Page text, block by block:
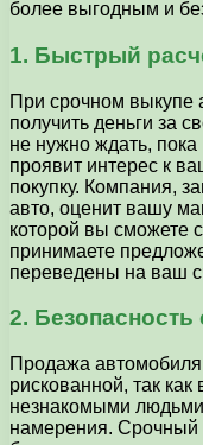
более выгодным и
1. Быстрый
При срочном выкупе
получить деньги за
не нужно ждать, пока
проявит интерес к
покупку. Компания,
авто, оценит вашу
которой вы сможете
принимаете
переведены на ваш
2. Безопасность
Продажа
рискованной, так
незнакомыми
намерения. Срочный